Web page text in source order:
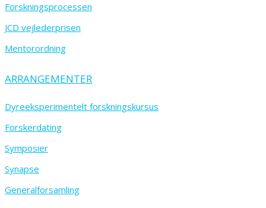
Forskningsprocessen
JCD vejlederprisen
Mentorordning
ARRANGEMENTER
Dyreeksperimentelt forskningskursus
Forskerdating
Symposier
Synapse
Generalforsamling